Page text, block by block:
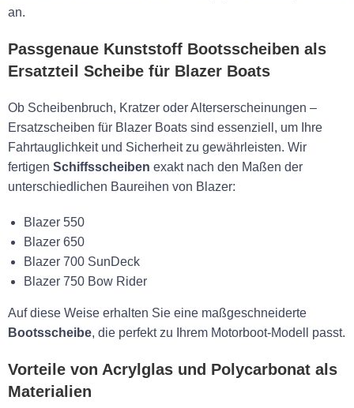
an.
Passgenaue Kunststoff Bootsscheiben als
Ersatzteil Scheibe für Blazer Boats
Ob Scheibenbruch, Kratzer oder Alterserscheinungen –
Ersatzscheiben für Blazer Boats sind essenziell, um Ihre
Fahrtauglichkeit und Sicherheit zu gewährleisten. Wir
fertigen Schiffsscheiben exakt nach den Maßen der
unterschiedlichen Baureihen von Blazer:
Blazer 550
Blazer 650
Blazer 700 SunDeck
Blazer 750 Bow Rider
Auf diese Weise erhalten Sie eine maßgeschneiderte
Bootsscheibe, die perfekt zu Ihrem Motorboot-Modell passt.
Vorteile von Acrylglas und Polycarbonat als
Materialien